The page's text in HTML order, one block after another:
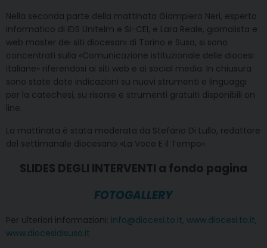
Nella seconda parte della mattinata Giampiero Neri, esperto
informatico di IDS Unitelm e Si-CEI, e Lara Reale, giornalista e
web master dei siti diocesani di Torino e Susa, si sono
concentrati sulla «Comunicazione istituzionale delle diocesi
italiane» riferendosi ai siti web e ai social media. In chiusura
sono state date indicazioni su nuovi strumenti e linguaggi
per la catechesi, su risorse e strumenti gratuiti disponibili on
line.
La mattinata è stata moderata da Stefano Di Lullo, redattore
del settimanale diocesano «La Voce E il Tempo».
SLIDES DEGLI INTERVENTI a fondo pagina
FOTOGALLERY
Per ulteriori informazioni: info@diocesi.to.it, www.diocesi.to.it,
www.diocesidisusa.it